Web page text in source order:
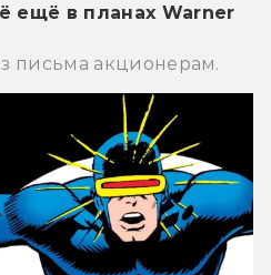
ещё в планах Warner
письма акционерам.